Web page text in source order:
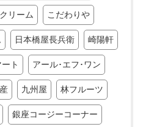
リーム こだわりや
日本橋屋長兵衛 崎陽軒
ト アール･エフ･ワン
九州屋 林フルーツ
銀座コージーコーナー